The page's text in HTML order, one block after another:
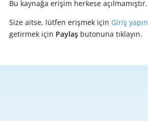
Bu kaynağa erişim herkese açılmamıştır.
Size aitse, lütfen erişmek için Giriş yapın
getirmek için Paylaşbutonuna tıklayın.